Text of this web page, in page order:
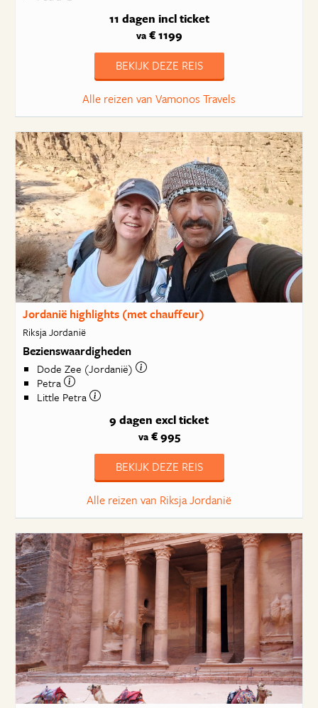
11 dagen incl ticket
va€ 1199
BEKIJK DEZE REIS
Alle reizen van Vamonos Travels
Jordanië highlights (met chauffeur)
Riksja Jordanië
Bezienswaardigheden
Dode Zee (Jordanië)
Petra
Little Petra
9 dagen excl ticket
va€ 995
BEKIJK DEZE REIS
Alle reizen van Riksja Jordanië